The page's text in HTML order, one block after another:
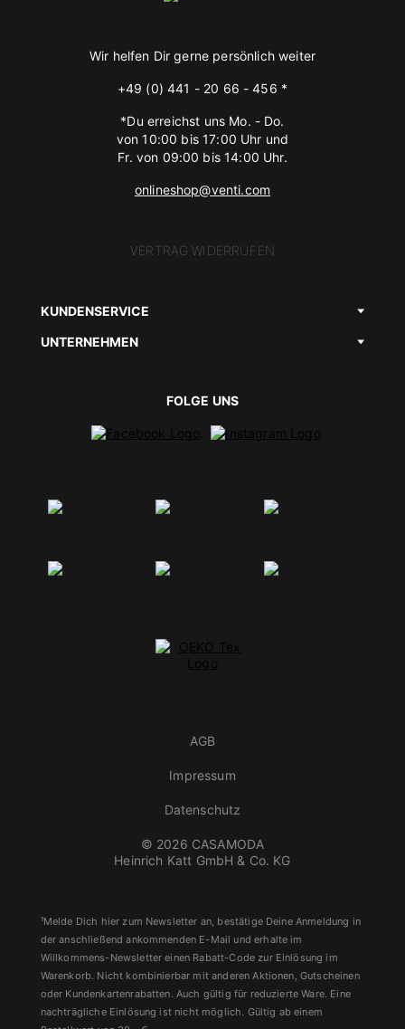
Wir helfen Dir gerne persönlich weiter
+49 (0) 441 - 20 66 - 456 *
*Du erreichst uns Mo. - Do.
von 10:00 bis 17:00 Uhr und
Fr. von 09:00 bis 14:00 Uhr.
onlineshop@venti.com
VERTRAG WIDERRUFEN
KUNDENSERVICE
UNTERNEHMEN
FOLGE UNS
© 2026 CASAMODA
Heinrich Katt GmbH & Co. KG
AGB
Impressum
Datenschutz
¹Melde Dich hier zum Newsletter an, bestätige Deine Anmeldung in
der anschließend ankommenden E-Mail und erhalte im
Willkommens-Newsletter einen Rabatt-Code zur Einlösung im
Warenkorb. Nicht kombinierbar mit anderen Aktionen, Gutscheinen
oder Kundenkartenrabatten. Auch gültig für reduzierte Ware. Eine
nachträgliche Einlösung ist nicht möglich. Gültig ab einem